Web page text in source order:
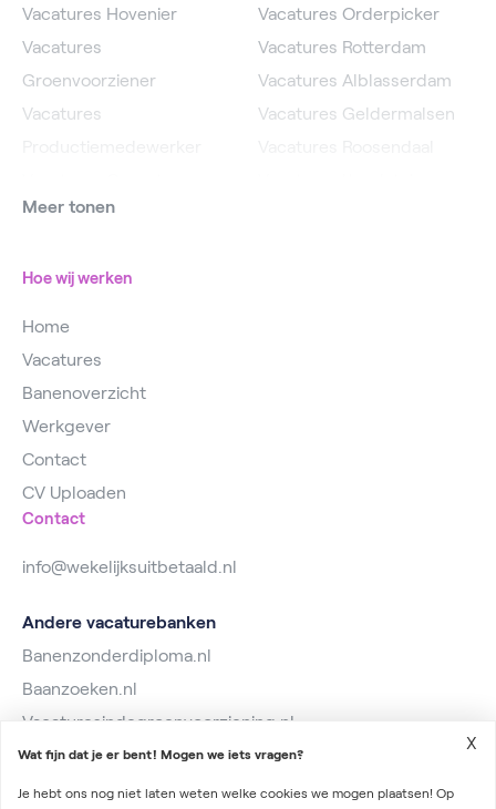
Vacatures Hovenier
Vacatures
Groenvoorziener
Vacatures
Vacatures
Vacatures Orderpicker
Vacatures Rotterdam
Vacatures Alblasserdam
Vacatures Geldermalsen
Meer tonen
Hoe wij werken
Home
Vacatures
Banenoverzicht
Werkgever
Contact
CV Uploaden
Contact
info@wekelijksuitbetaald.nl
Andere vacaturebanken
Banenzonderdiploma.nl
Baanzoeken.nl
Vacaturesindegroenvoorziening.nl
Wat fijn dat je er bent! Mogen we iets vragen?
Je hebt ons nog niet laten weten welke cookies we mogen plaatsen! Op
X